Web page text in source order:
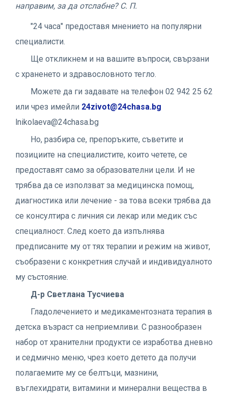
направим, за да отслабне? С. П.
"24 часа" предоставя мнението на популярни
специалисти.
Ще откликнем и на вашите въпроси, свързани
с храненето и здравословното тегло.
Можете да ги задавате на телефон 02 942 25 62
или чрез имейли 24zivot@24chasa.bg
lnikolaeva@24chasa.bg
Но, разбира се, препоръките, съветите и
позициите на специалистите, които четете, се
предоставят само за образователни цели. И не
трябва да се използват за медицинска помощ,
диагностика или лечение - за това всеки трябва да
се консултира с личния си лекар или медик със
специалност. След което да изпълнява
предписаните му от тях терапии и режим на живот,
съобразени с конкретния случай и индивидуалното
му състояние.
Д-р Светлана Тусчиева
Гладолечението и медикаментозната терапия в
детска възраст са неприемливи. С разнообразен
набор от хранителни продукти се изработва дневно
и седмично меню, чрез което детето да получи
полагаемите му се белтъци, мазнини,
въглехидрати, витамини и минерални вещества в